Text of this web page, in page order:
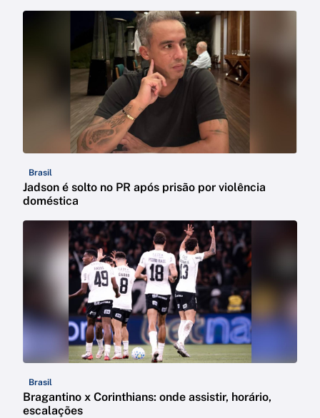
Brasil
Jadson é solto no PR após prisão por violência
doméstica
Brasil
Bragantino x Corinthians: onde assistir, horário,
escalações